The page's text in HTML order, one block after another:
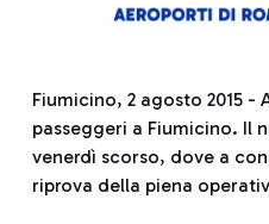
Fiumicino, 2 agosto 2015
passeggeri a Fiumicino. Il
venerdì scorso, dove a
riprova della piena